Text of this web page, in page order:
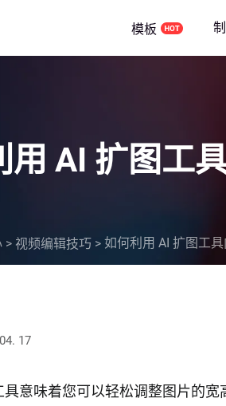
模板
用 AI 扩图工
> 视频编辑技巧 > 如何利用 AI 扩图工
17
具意味着您可以轻松调整图片的